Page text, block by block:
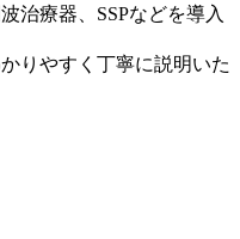
治療器、SSPなどを導入
りやすく丁寧に説明いた